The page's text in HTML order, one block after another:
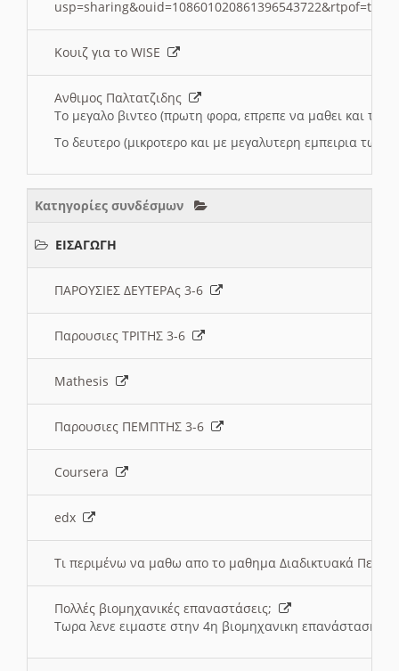
Κουιζ για το WISE
Ανθιμος Παλτατζιδης
Το μεγαλο βιντεο (πρωτη φορα, επρεπε να μαθει και το
Το δευτερο (μικροτερο και με μεγαλυτερη εμπειρια
Κατηγορίες συνδέσμων
ΕΙΣΑΓΩΓΗ
ΠΑΡΟΥΣΙΕΣ ΔΕΥΤΕΡΑς 3-6
Παρουσιες ΤΡΙΤΗΣ 3-6
Mathesis
Παρουσιες ΠΕΜΠΤΗΣ 3-6
Coursera
edx
Τι περιμένω να μαθω απο το μαθημα Διαδικτυακά
Πολλές βιομηχανικές επαναστάσεις;
Τωρα λενε ειμαστε στην 4η βιομηχανικη επανάσταση